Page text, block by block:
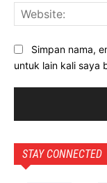
Simpan nama,
untuk lain kali saya
STAY CONNECTED